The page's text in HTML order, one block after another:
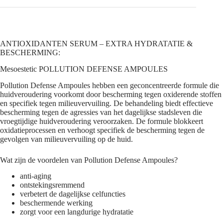
ANTIOXIDANTEN SERUM – EXTRA HYDRATATIE &
BESCHERMING:
Mesoestetic POLLUTION DEFENSE AMPOULES
Pollution Defense Ampoules hebben een geconcentreerde formule die
huidveroudering voorkomt door bescherming tegen oxiderende stoffen
en specifiek tegen milieuvervuiling. De behandeling biedt effectieve
bescherming tegen de agressies van het dagelijkse stadsleven die
vroegtijdige huidveroudering veroorzaken. De formule blokkeert
oxidatieprocessen en verhoogt specifiek de bescherming tegen de
gevolgen van milieuvervuiling op de huid.
Wat zijn de voordelen van Pollution Defense Ampoules?
anti-aging
ontstekingsremmend
verbetert de dagelijkse celfuncties
beschermende werking
zorgt voor een langdurige hydratatie